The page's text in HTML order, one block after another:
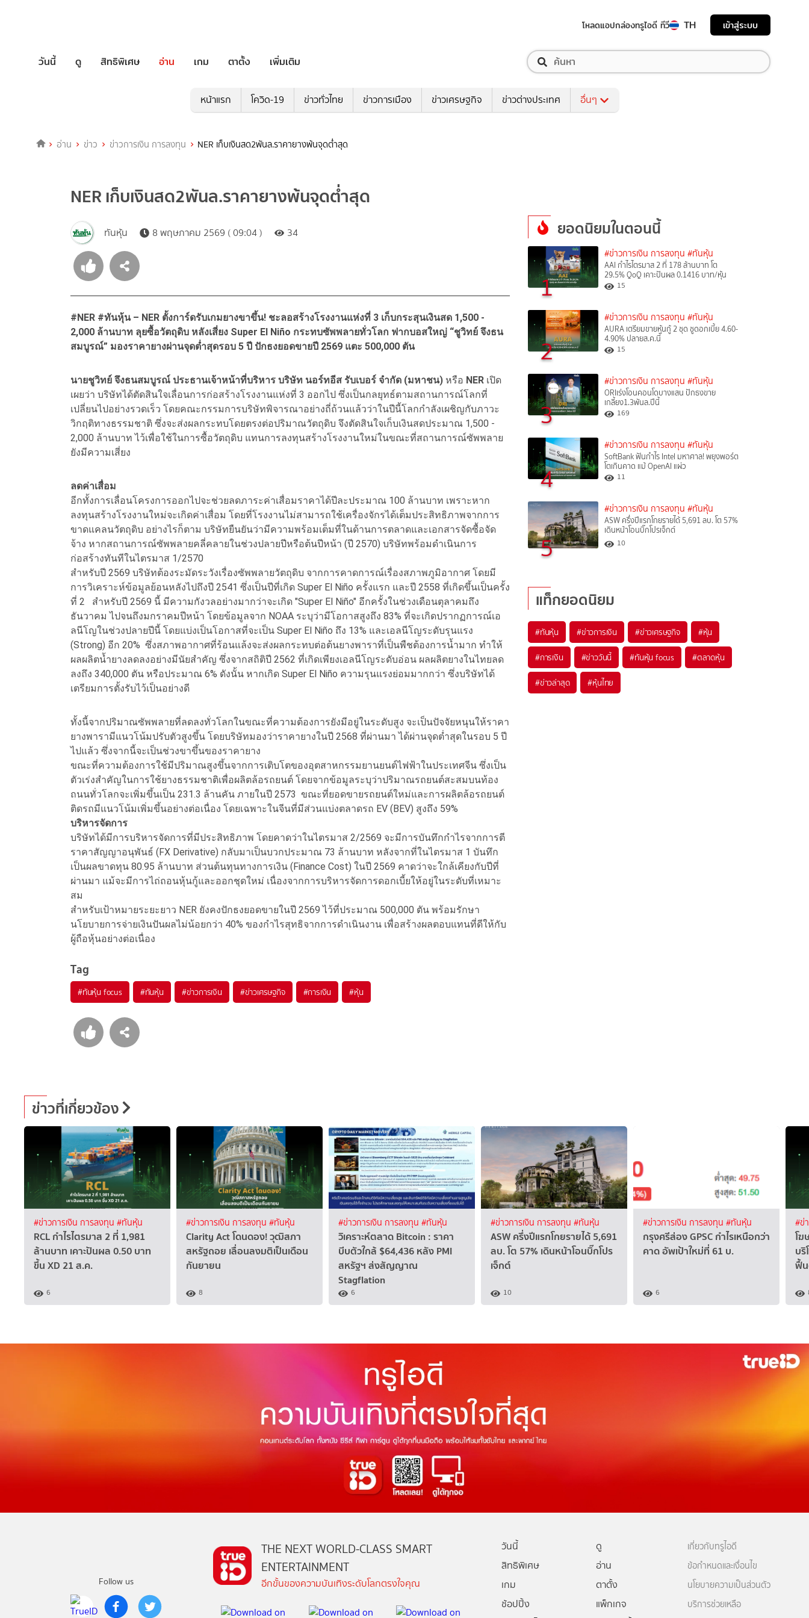
โหลดแอปกล่องทรูไอดี ทีวี TH เข้าสู่ระบบ
วันนี้ ดู สิทธิพิเศษ อ่าน เกม ตาตั้ง เพิ่มเติม
หน้าแรก โควิด-19 ข่าวทั่วไทย ข่าวการเมือง ข่าวเศรษฐกิจ ข่าวต่างประเทศ อื่นๆ
อ่าน ข่าว ข่าวการเงิน การลงทุน NER เก็บเงินสด2พันล.ราคายางพ้นจุดต่ำสุด
NER เก็บเงินสด2พันล.ราคายางพ้นจุดต่ำสุด
ทันหุ้น 8 พฤษภาคม 2569 ( 09:04 ) 34
#NER #ทันหุ้น – NER ตั้งการ์ดรับเกมยางขาขึ้น! ชะลอสร้างโรงงานแห่งที่ 3 เก็บกระสุนเงินสด 1,500 -
2,000 ล้านบาท ลุยซื้อวัตถุดิบ หลังเสี่ยง Super El Niño กระทบซัพพลายทั่วโลก ฟากบอสใหญ่ “ชูวิทย์ จึงธน
สมบูรณ์” มองราคายางผ่านจุดต่ำสุดรอบ 5 ปี ปักธงยอดขายปี 2569 แตะ 500,000 ตัน
นายชูวิทย์ จึงธนสมบูรณ์ ประธานเจ้าหน้าที่บริหาร บริษัท นอร์ทอีส รับเบอร์ จำกัด (มหาชน) หรือ NER เปิด
เผยว่า บริษัทได้ตัดสินใจเลื่อนการก่อสร้างโรงงานแห่งที่ 3 ออกไป ซึ่งเป็นกลยุทธ์ตามสถานการณ์โลกที่
เปลี่ยนไปอย่างรวดเร็ว โดยคณะกรรมการบริษัทพิจารณาอย่างถี่ถ้วนแล้วว่าในปีนี้โลกกำลังเผชิญกับภาวะ
วิกฤติทางธรรมชาติ ซึ่งจะส่งผลกระทบโดยตรงต่อปริมาณวัตถุดิบ จึงตัดสินใจเก็บเงินสดประมาณ 1,500 -
2,000 ล้านบาท ไว้เพื่อใช้ในการซื้อวัตถุดิบ แทนการลงทุนสร้างโรงงานใหม่ในขณะที่สถานการณ์ซัพพลาย
ยังมีความเสี่ยง
ลดค่าเสื่อม
อีกทั้งการเลื่อนโครงการออกไปจะช่วยลดภาระค่าเสื่อมราคาได้ปีละประมาณ 100 ล้านบาท เพราะหาก
ลงทุนสร้างโรงงานใหม่จะเกิดค่าเสื่อม โดยที่โรงงานไม่สามารถใช้เครื่องจักรได้เต็มประสิทธิภาพจากการ
ขาดแคลนวัตถุดิบ อย่างไรก็ตาม บริษัทยืนยันว่ามีความพร้อมเต็มที่ในด้านการตลาดและเอกสารจัดซื้อจัด
จ้าง หากสถานการณ์ซัพพลายคลี่คลายในช่วงปลายปีหรือต้นปีหน้า (ปี 2570) บริษัทพร้อมดำเนินการ
ก่อสร้างทันทีในไตรมาส 1/2570
สำหรับปี 2569 บริษัทต้องระมัดระวังเรื่องซัพพลายวัตถุดิบ จากการคาดการณ์เรื่องสภาพภูมิอากาศ โดยมี
การวิเคราะห์ข้อมูลย้อนหลังไปถึงปี 2541 ซึ่งเป็นปีที่เกิด Super El Niño ครั้งแรก และปี 2558 ที่เกิดขึ้นเป็นครั้ง
ที่ 2 สำหรับปี 2569 นี้ มีความกังวลอย่างมากว่าจะเกิด "Super El Niño" อีกครั้งในช่วงเดือนตุลาคมถึง
ธันวาคม ไปจนถึงมกราคมปีหน้า โดยข้อมูลจาก NOAA ระบุว่ามีโอกาสสูงถึง 83% ที่จะเกิดปรากฏการณ์เอ
ลนีโญในช่วงปลายปีนี้ โดยแบ่งเป็นโอกาสที่จะเป็น Super El Niño ถึง 13% และเอลนีโญระดับรุนแรง
(Strong) อีก 20% ซึ่งสภาพอากาศที่ร้อนแล้งจะส่งผลกระทบต่อต้นยางพาราที่เป็นพืชต้องการน้ำมาก ทำให้
ผลผลิตน้ำยางลดลงอย่างมีนัยสำคัญ ซึ่งจากสถิติปี 2562 ที่เกิดเพียงเอลนีโญระดับอ่อน ผลผลิตยางในไทยลด
ลงถึง 340,000 ตัน หรือประมาณ 6% ดังนั้น หากเกิด Super El Niño ความรุนแรงย่อมมากกว่า ซึ่งบริษัทได้
เตรียมการตั้งรับไว้เป็นอย่างดี
ทั้งนี้จากปริมาณซัพพลายที่ลดลงทั่วโลกในขณะที่ความต้องการยังมีอยู่ในระดับสูง จะเป็นปัจจัยหนุนให้ราคา
ยางพารามีแนวโน้มปรับตัวสูงขึ้น โดยบริษัทมองว่าราคายางในปี 2568 ที่ผ่านมา ได้ผ่านจุดต่ำสุดในรอบ 5 ปี
ไปแล้ว ซึ่งจากนี้จะเป็นช่วงขาขึ้นของราคายาง
ขณะที่ความต้องการใช้มีปริมาณสูงขึ้นจากการเติบโตของอุตสาหกรรมยานยนต์ไฟฟ้าในประเทศจีน ซึ่งเป็น
ตัวเร่งสำคัญในการใช้ยางธรรมชาติเพื่อผลิตล้อรถยนต์ โดยจากข้อมูลระบุว่าปริมาณรถยนต์สะสมบนท้อง
ถนนทั่วโลกจะเพิ่มขึ้นเป็น 231.3 ล้านคัน ภายในปี 2573 ขณะที่ยอดขายรถยนต์ใหม่และการผลิตล้อรถยนต์
ติดรถมีแนวโน้มเพิ่มขึ้นอย่างต่อเนื่อง โดยเฉพาะในจีนที่มีส่วนแบ่งตลาดรถ EV (BEV) สูงถึง 59%
บริหารจัดการ
บริษัทได้มีการบริหารจัดการที่มีประสิทธิภาพ โดยคาดว่าในไตรมาส 2/2569 จะมีการบันทึกกำไรจากการตี
ราคาสัญญาอนุพันธ์ (FX Derivative) กลับมาเป็นบวกประมาณ 73 ล้านบาท หลังจากที่ในไตรมาส 1 บันทึก
เป็นผลขาดทุน 80.95 ล้านบาท ส่วนต้นทุนทางการเงิน (Finance Cost) ในปี 2569 คาดว่าจะใกล้เคียงกับปีที่
ผ่านมา แม้จะมีการไถ่ถอนหุ้นกู้และออกชุดใหม่ เนื่องจากการบริหารจัดการดอกเบี้ยให้อยู่ในระดับที่เหมาะ
สม
สำหรับเป้าหมายระยะยาว NER ยังคงปักธงยอดขายในปี 2569 ไว้ที่ประมาณ 500,000 ตัน พร้อมรักษา
นโยบายการจ่ายเงินปันผลไม่น้อยกว่า 40% ของกำไรสุทธิจากการดำเนินงาน เพื่อสร้างผลตอบแทนที่ดีให้กับ
ผู้ถือหุ้นอย่างต่อเนื่อง
Tag
#ทันหุ้น focus #ทันหุ้น #ข่าวการเงิน #ข่าวเศรษฐกิจ #การเงิน #หุ้น
ยอดนิยมในตอนนี้
1
#ข่าวการเงิน การลงทุน #ทันหุ้น
AAI กำไรไตรมาส 2 ที่ 178 ล้านบาท โต
29.5% QoQ เคาะปันผล 0.1416 บาท/หุ้น
15
2
#ข่าวการเงิน การลงทุน #ทันหุ้น
AURA เตรียมขายหุ้นกู้ 2 ชุด ชูดอกเบี้ย 4.60-
4.90% ปลายส.ค.นี้
15
3
#ข่าวการเงิน การลงทุน #ทันหุ้น
ORIเร่งโอนคอนโดบางแสน ปักธงขาย
เกลี้ยง1.3พันล.ปีนี้
169
4
#ข่าวการเงิน การลงทุน #ทันหุ้น
SoftBank ฟันกำไร Intel มหาศาล! พยุงพอร์ต
โตเกินคาด แม้ OpenAI แผ่ว
11
5
#ข่าวการเงิน การลงทุน #ทันหุ้น
ASW ครึ่งปีแรกโกยรายได้ 5,691 ลบ. โต 57%
เดินหน้าโอนบิ๊กโปรเจ็กต์
10
แท็กยอดนิยม
#ทันหุ้น #ข่าวการเงิน #ข่าวเศรษฐกิจ #หุ้น
#การเงิน #ข่าววันนี้ #ทันหุ้น focus #ตลาดหุ้น
#ข่าวล่าสุด #หุ้นไทย
ข่าวที่เกี่ยวข้อง
#ข่าวการเงิน การลงทุน #ทันหุ้น
RCL กำไรไตรมาส 2 ที่ 1,981
ล้านบาท เคาะปันผล 0.50 บาท
ขึ้น XD 21 ส.ค.
6
#ข่าวการเงิน การลงทุน #ทันหุ้น
Clarity Act โดนดอง! วุฒิสภา
สหรัฐถอย เลื่อนลงมติเป็นเดือน
กันยายน
8
#ข่าวการเงิน การลงทุน #ทันหุ้น
วิเคราะห์ตลาด Bitcoin : ราคา
บีบตัวใกล้ $64,436 หลัง PMI
สหรัฐฯ ส่งสัญญาณ
Stagflation
6
#ข่าวการเงิน การลงทุน #ทันหุ้น
ASW ครึ่งปีแรกโกยรายได้ 5,691
ลบ. โต 57% เดินหน้าโอนบิ๊กโปร
เจ็กต์
10
#ข่าวการเงิน การลงทุน #ทันหุ้น
กรุงศรีส่อง GPSC กำไรเหนือกว่า
คาด อัพเป้าใหม่ที่ 61 บ.
6
#ข่
โฆ
บริ
ฟื้
Follow us
THE NEXT WORLD-CLASS SMART
ENTERTAINMENT
อีกขั้นของความบันเทิงระดับโลกตรงใจคุณ
วันนี้
ดู
สิทธิพิเศษ
อ่าน
เกม
ตาตั้ง
ช้อปปิ้ง
แพ็กเกจ
เกี่ยวกับทรูไอดี
ข้อกำหนดและเงื่อนไข
นโยบายความเป็นส่วนตัว
บริการช่วยเหลือ